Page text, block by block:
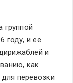
группой
году, и ее
и
как
перевозки